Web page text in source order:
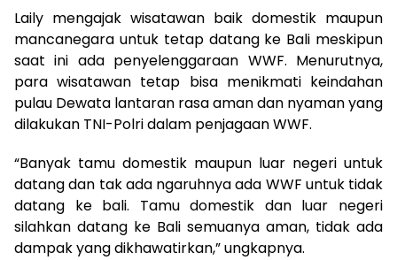
Laily mengajak wisatawan baik domestik maupun
mancanegara untuk tetap datang ke Bali meskipun
saat ini ada penyelenggaraan WWF. Menurutnya,
para wisatawan tetap bisa menikmati keindahan
pulau Dewata lantaran rasa aman dan nyaman yang
dilakukan TNI-Polri dalam penjagaan WWF.
“Banyak tamu domestik maupun luar negeri untuk
datang dan tak ada ngaruhnya ada WWF untuk tidak
datang ke bali. Tamu domestik dan luar negeri
silahkan datang ke Bali semuanya aman, tidak ada
dampak yang dikhawatirkan,” ungkapnya.